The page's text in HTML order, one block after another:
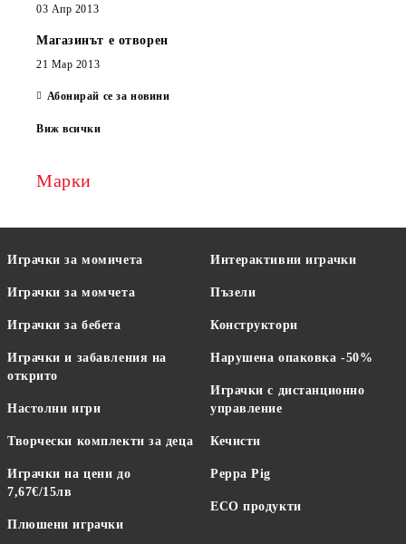
03 Апр 2013
Магазинът е отворен
21 Мар 2013
Абонирай се за новини
Виж всички
Марки
Играчки за момичета
Играчки за момчета
Играчки за бебета
Играчки и забавления на
открито
Настолни игри
Творчески комплекти за деца
Играчки на цени до
7,67€/15лв
Плюшени играчки
Интерактивни играчки
Пъзели
Конструктори
Нарушена опаковка -50%
Играчки с дистанционно
управление
Кечисти
Peppa Pig
ECO продукти